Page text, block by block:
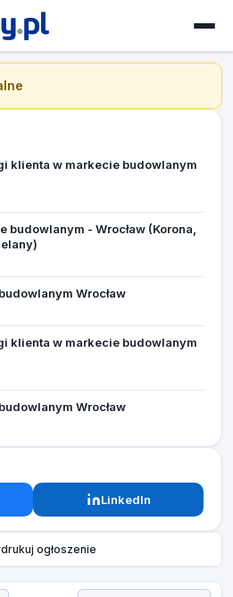
klienta w markecie budowlanym
budowlanym - Wrocław (Korona,
Wrocław
klienta w markecie budowlanym
Wrocław
LinkedIn
ogłoszenie